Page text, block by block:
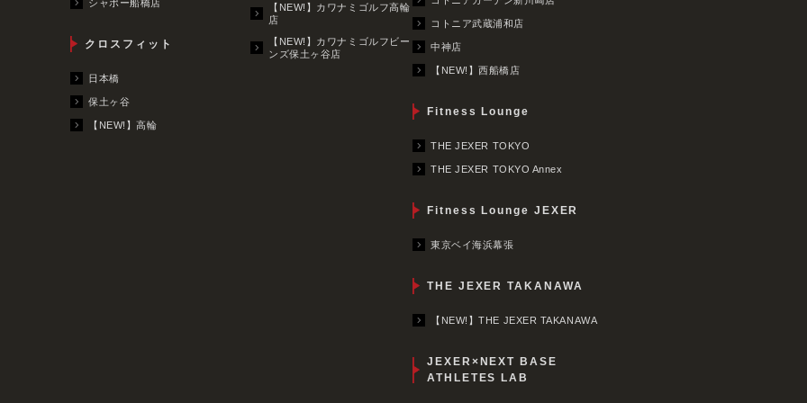
シャポー船橋店
クロスフィット
日本橋
保土ヶ谷
【NEW!】高輪
【NEW!】カワナミゴルフ高輪
店
【NEW!】カワナミゴルフビー
ンズ保土ヶ谷店
コトニア武蔵浦和店
中神店
【NEW!】西船橋店
Fitness Lounge
THE JEXER TOKYO
THE JEXER TOKYO Annex
Fitness Lounge JEXER
東京ベイ海浜幕張
THE JEXER TAKANAWA
【NEW!】THE JEXER TAKANAWA
JEXER×NEXT BASE
ATHLETES LAB